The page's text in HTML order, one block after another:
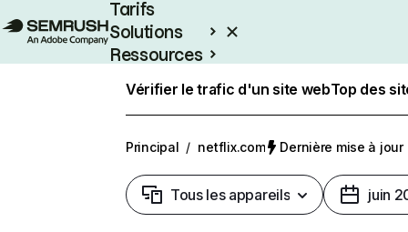
Tarifs
Solutions
Ressources
Vérifier le trafic d'un site webTop des
Principal / netflix.com Dernière mise à jour
Tous les appareils juin